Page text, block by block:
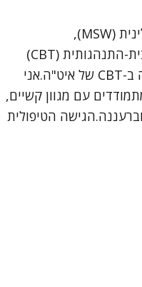
שמי ורוניקה, עובדת סוציאלית קלינית (MSW),
פסיכותרפיסטית ומטפלת קוגניטיבית-התנהגותית (CBT)
מוסמכת, בתהליך הסמכה להדרכה ב-CBT של איט"ה.אני
במבוגרים מעל גיל 18 המתמודדים עם מגוון קשיים,
הטיפולית